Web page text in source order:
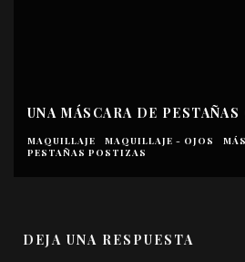
UNA BASE DE MAQUILLAJE
BASE MAQUILLAJE MAQUILLAJE -
DEJA UNA RESPUESTA